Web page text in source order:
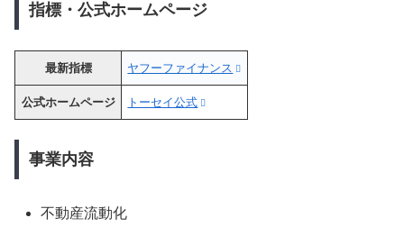
指標・公式ホームページ
最新指標 ヤフーファイナンス
公式ホームページ トーセイ公式
事業内容
不動産流動化